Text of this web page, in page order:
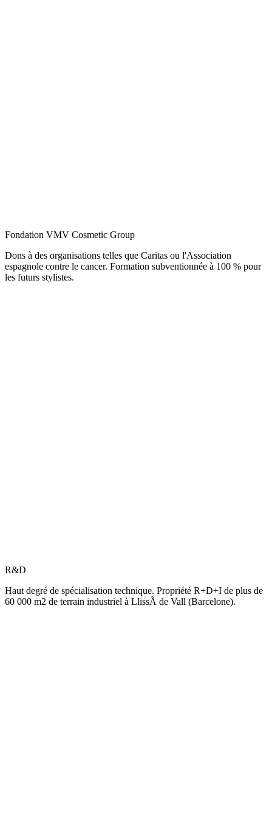
Fondation VMV Cosmetic Group
Dons à des organisations telles que Caritas ou l'Association
espagnole contre le cancer. Formation subventionnée à 100 % pour
les futurs stylistes.
R&D
Haut degré de spécialisation technique. Propriété R+D+I de plus de
60 000 m2 de terrain industriel à LlissÃ de Vall (Barcelone).